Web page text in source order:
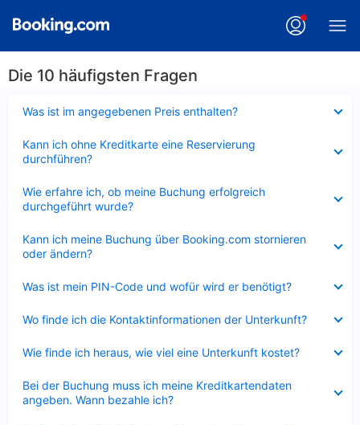
Die 10 häufigsten Fragen
Was ist im angegebenen Preis enthalten?
Kann ich ohne Kreditkarte eine Reservierung
durchführen?
Wie erfahre ich, ob meine Buchung erfolgreich
durchgeführt wurde?
Kann ich meine Buchung über Booking.com stornieren
oder ändern?
Was ist mein PIN-Code und wofür wird er benötigt?
Wo finde ich die Kontaktinformationen der Unterkunft?
Wie finde ich heraus, wie viel eine Unterkunft kostet?
Bei der Buchung muss ich meine Kreditkartendaten
angeben. Wann bezahle ich?